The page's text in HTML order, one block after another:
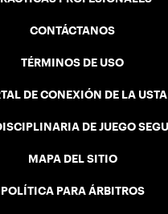
CONTÁCTANOS
TÉRMINOS DE USO
DE CONEXIÓN DE LA USTA
DE JUEGO
MAPA DEL SITIO
POLÍTICA PARA ÁRBITROS